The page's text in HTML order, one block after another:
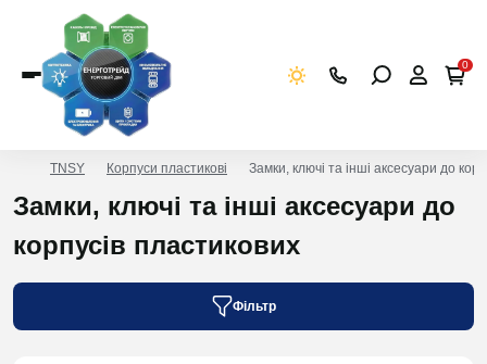
0
TNSY Корпуси пластикові Замки, ключі та інші аксесуари до
Замки, ключі та інші аксесуари до
корпусів пластикових
Фільтр